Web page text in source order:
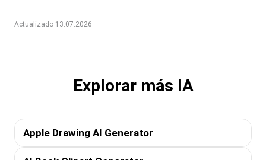
Actualizado 13.07.2026
Explorar más IA
Apple Drawing AI Generator